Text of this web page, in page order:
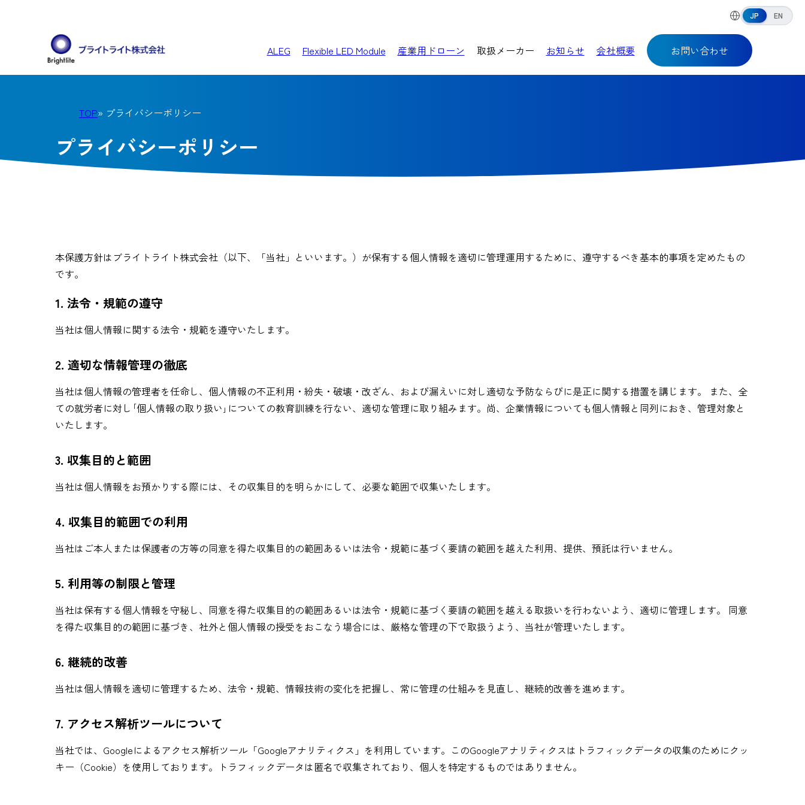
JP EN
ALEG Flexible LED Module 産業用ドローン 取扱メーカー お知らせ 会社概要 お問い合わせ
TOP» プライバシーポリシー
プライバシーポリシー
本保護方針はブライトライト株式会社（以下、「当社」といいます。）が保有する個人情報を適切に管理運用するために、遵守するべき基本的事項を定めたもの
です。
1. 法令・規範の遵守
当社は個人情報に関する法令・規範を遵守いたします。
2. 適切な情報管理の徹底
当社は個人情報の管理者を任命し、個人情報の不正利用・紛失・破壊・改ざん、および漏えいに対し適切な予防ならびに是正に関する措置を講じます。 また、全
ての就労者に対し｢個人情報の取り扱い｣についての教育訓練を行ない、適切な管理に取り組みます。尚、企業情報についても個人情報と同列におき、管理対象と
いたします。
3. 収集目的と範囲
当社は個人情報をお預かりする際には、その収集目的を明らかにして、必要な範囲で収集いたします。
4. 収集目的範囲での利用
当社はご本人または保護者の方等の同意を得た収集目的の範囲あるいは法令・規範に基づく要請の範囲を越えた利用、提供、預託は行いません。
5. 利用等の制限と管理
当社は保有する個人情報を守秘し、同意を得た収集目的の範囲あるいは法令・規範に基づく要請の範囲を越える取扱いを行わないよう、適切に管理します。 同意
を得た収集目的の範囲に基づき、社外と個人情報の授受をおこなう場合には、厳格な管理の下で取扱うよう、当社が管理いたします。
6. 継続的改善
当社は個人情報を適切に管理するため、法令・規範、情報技術の変化を把握し、常に管理の仕組みを見直し、継続的改善を進めます。
7. アクセス解析ツールについて
当社では、Googleによるアクセス解析ツール「Googleアナリティクス」を利用しています。このGoogleアナリティクスはトラフィックデータの収集のためにクッ
キー（Cookie）を使用しております。トラフィックデータは匿名で収集されており、個人を特定するものではありません。